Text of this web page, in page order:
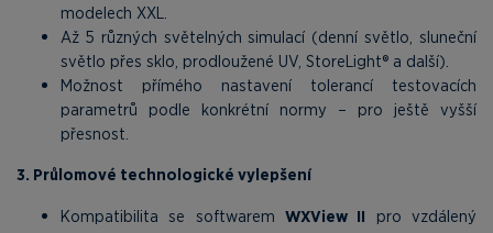
modelech XXL.
Až 5 různých světelných simulací (denní světlo, sluneční
světlo přes sklo, prodloužené UV, StoreLight® a další).
Možnost přímého nastavení tolerancí testovacích
parametrů podle konkrétní normy – pro ještě vyšší
přesnost.
3. Průlomové technologické vylepšení
Kompatibilita se softwarem WXView II pro vzdálený